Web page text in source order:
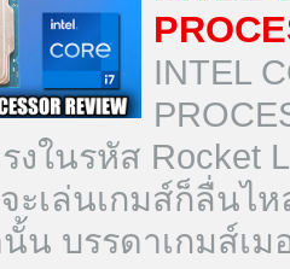
INTEL
ในรหัส Rocket
ะเล่นเกมส์ก็ลื่นไ
น บรรดาเกมส์เ